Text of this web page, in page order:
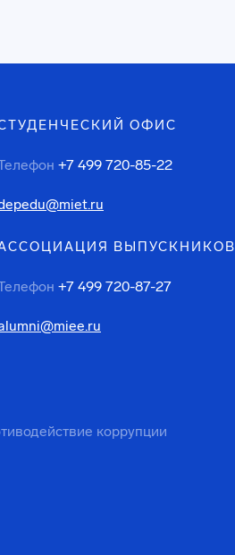
ОФИС
+7 499 720-85-22
ВЫПУСКНИКОВ
+7 499 720-87-27
коррупции